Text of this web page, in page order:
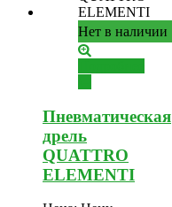
Нет в наличии
Пневматическая
дрель
QUATTRO
ELEMENTI